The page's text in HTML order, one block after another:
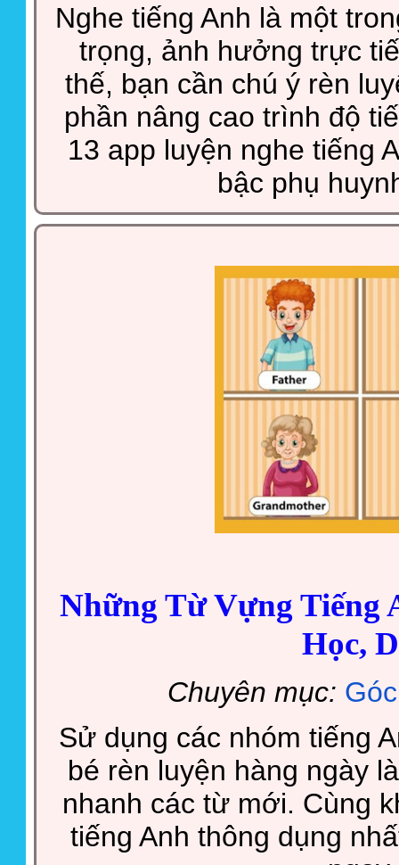
Nghe tiếng Anh là một
trọng, ảnh hưởng trực
thế, bạn cần chú ý rèn
phần nâng cao trình độ
13 app luyện nghe tiếng
bậc phụ
Những Từ Vựng Tiếng
Học,
Chuyên mục:
Sử dụng các nhóm tiếng
bé rèn luyện hàng ngày
nhanh các từ mới. Cùng
tiếng Anh thông dụng